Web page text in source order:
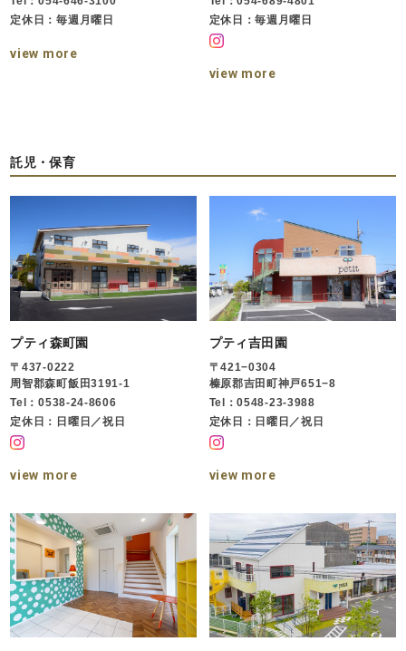
定休日：毎週月曜日
view more
定休日：毎週月曜日
view more
託児・保育
プティ森町園
〒437-0222
周智郡森町飯田3191-1
Tel：0538-24-8606
定休日：日曜日／祝日
view more
プティ吉田園
〒421−0304
榛原郡吉田町神戸651−8
Tel：0548-23-3988
定休日：日曜日／祝日
view more